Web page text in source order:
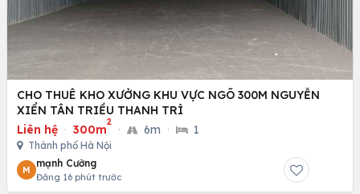
CHO THUÊ KHO XƯỞNG KHU VỰC NGÕ 300M NGUYỄN
XIỂN TÂN TRIỀU THANH TRÌ
Liên hệ · 300m
2
· 6m · 1
Thành phố Hà Nội
M
mạnh Cường
Đăng 16 phút trước